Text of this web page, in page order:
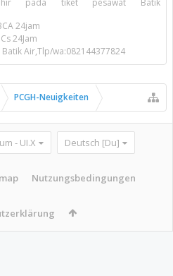
pada tiket pesawat Batik
24jam
24Jam
Air,Tlp/wa:082144377824
PCGH-Neuigkeiten
- UI.X Deutsch [Du]
Nutzungsbedingungen